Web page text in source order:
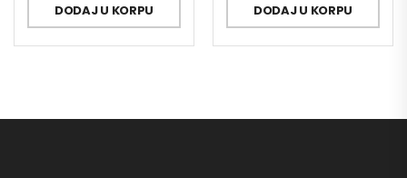
DODAJ U KORPU DODAJ U KORPU